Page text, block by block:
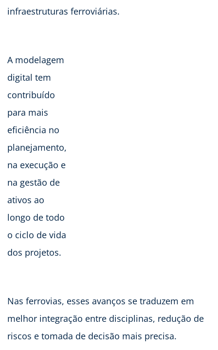
infraestruturas ferroviárias.
A modelagem
digital tem
contribuído
para mais
eficiência no
planejamento,
na execução e
na gestão de
ativos ao
longo de todo
o ciclo de vida
dos projetos.
Nas ferrovias, esses avanços se traduzem em
melhor integração entre disciplinas, redução de
riscos e tomada de decisão mais precisa.